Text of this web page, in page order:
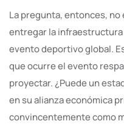
La pregunta, entonces, no
entregar la
evento deportivo global.
que ocurre el evento
proyectar. ¿Puede un
en su alianza económica
convincentemente como